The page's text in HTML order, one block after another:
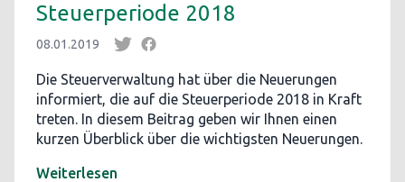
Steuerperiode 2018
08.01.2019
Die Steuerverwaltung hat über die Neuerungen
informiert, die auf die Steuerperiode 2018 in Kraft
treten. In diesem Beitrag geben wir Ihnen einen
kurzen Überblick über die wichtigsten Neuerungen.
Weiterlesen